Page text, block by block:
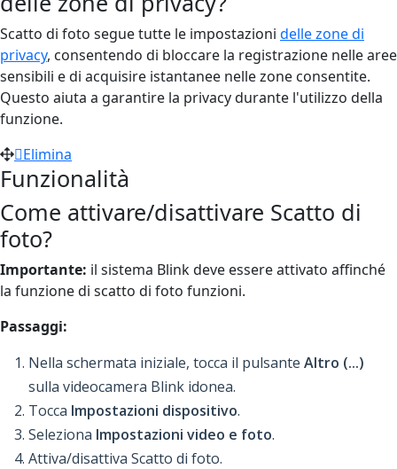
Scatto di foto segue tutte le impostazioni delle zone di
privacy, consentendo di bloccare la registrazione nelle aree
sensibili e di acquisire istantanee nelle zone consentite.
Questo aiuta a garantire la privacy durante l'utilizzo della
funzione.
Elimina
Funzionalità
Come attivare/disattivare Scatto di
foto?
Importante: il sistema Blink deve essere attivato affinché
la funzione di scatto di foto funzioni.
Passaggi:
Nella schermata iniziale, tocca il pulsante Altro (...)
sulla videocamera Blink idonea.
Tocca Impostazioni dispositivo.
Seleziona Impostazioni video e foto.
Attiva/disattiva Scatto di foto.